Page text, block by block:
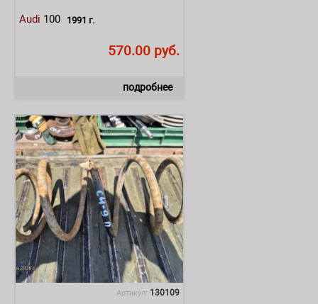
Audi 100 1991 г.
570.00 руб.
подробнее
Артикул: 130109